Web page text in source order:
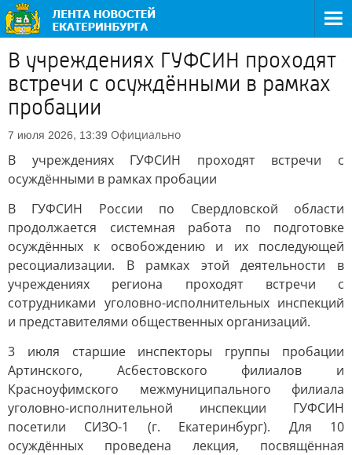
В учреждениях ГУФСИН проходят
встречи с осуждёнными в рамках
пробации
7 июля 2026, 13:39 Официально
В учреждениях ГУФСИН проходят встречи с
осуждёнными в рамках пробации
В ГУФСИН России по Свердловской области
продолжается системная работа по подготовке
осуждённых к освобождению и их последующей
ресоциализации. В рамках этой деятельности в
учреждениях региона проходят встречи с
сотрудниками уголовно-исполнительных инспекций
и представителями общественных организаций.
3 июля старшие инспекторы группы пробации
Артинского, Асбестовского филиалов и
Красноуфимского межмуниципального филиала
уголовно-исполнительной инспекции ГУФСИН
посетили СИЗО-1 (г. Екатеринбург). Для 10
осуждённых проведена лекция, посвящённая